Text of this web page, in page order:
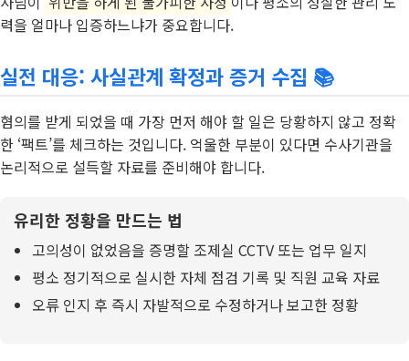
력을 얼마나 입증하느냐가 중요합니다.
실전 대응: 사실관계 확정과 증거 수집 📚
혐의를 받게 되었을 때 가장 먼저 해야 할 일은 당황하지 않고 정확
한 ‘팩트’를 체크하는 것입니다. 억울한 부분이 있다면 수사기관을
논리적으로 설득할 자료를 준비해야 합니다.
유리한 정황을 만드는 법
고의성이 없었음을 증명할 조제실 CCTV 또는 업무 일지
평소 정기적으로 실시한 자체 점검 기록 및 직원 교육 자료
오류 인지 후 즉시 자발적으로 수정하거나 보고한 정황